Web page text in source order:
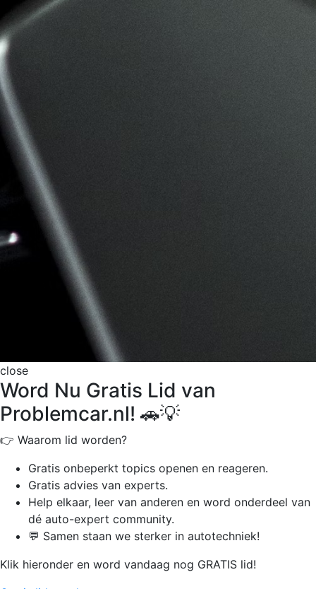
close
Word Nu Gratis Lid van
Problemcar.nl! 🚗💡
👉 Waarom lid worden?
Gratis onbeperkt topics openen en reageren.
Gratis advies van experts.
Help elkaar, leer van anderen en word onderdeel van
dé auto-expert community.
💬 Samen staan we sterker in autotechniek!
Klik hieronder en word vandaag nog GRATIS lid!